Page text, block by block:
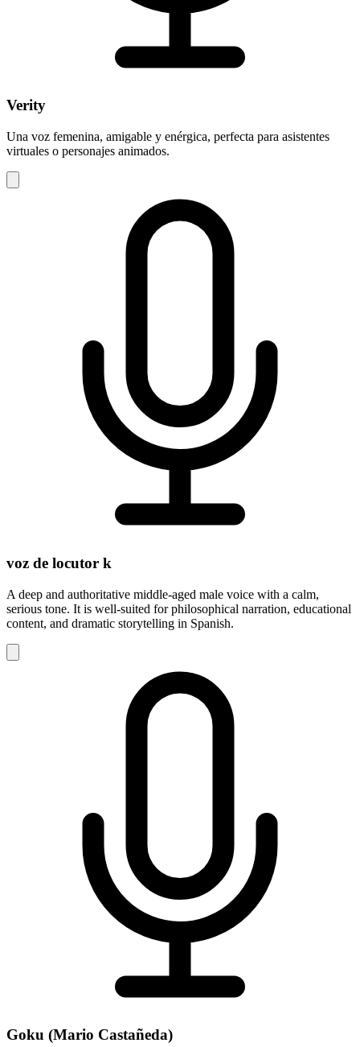
Verity
Una voz femenina, amigable y enérgica, perfecta para asistentes
virtuales o personajes animados.
voz de locutor k
A deep and authoritative middle-aged male voice with a calm,
serious tone. It is well-suited for philosophical narration, educational
content, and dramatic storytelling in Spanish.
Goku (Mario Castañeda)